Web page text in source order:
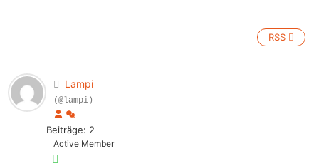
RSS
Lampi
(@lampi)
Beiträge: 2
Active Member